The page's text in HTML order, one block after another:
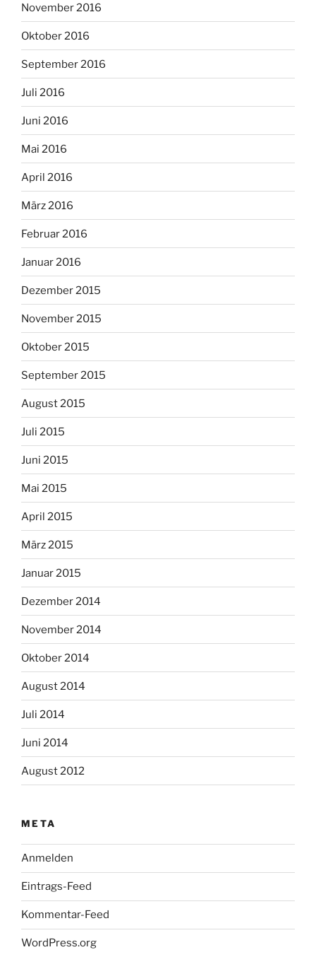
November 2016
Oktober 2016
September 2016
Juli 2016
Juni 2016
Mai 2016
April 2016
März 2016
Februar 2016
Januar 2016
Dezember 2015
November 2015
Oktober 2015
September 2015
August 2015
Juli 2015
Juni 2015
Mai 2015
April 2015
März 2015
Januar 2015
Dezember 2014
November 2014
Oktober 2014
August 2014
Juli 2014
Juni 2014
August 2012
META
Anmelden
Eintrags-Feed
Kommentar-Feed
WordPress.org